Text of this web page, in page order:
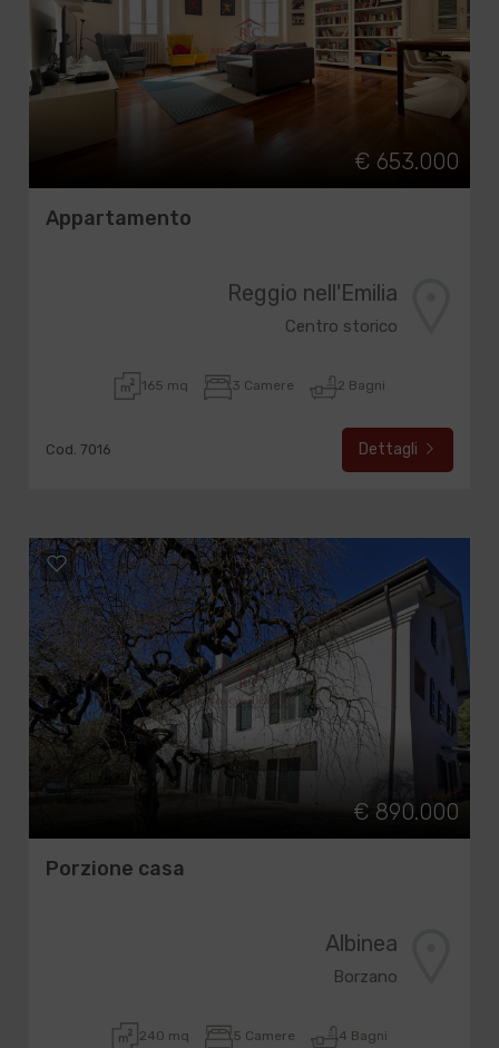
€ 653.000
Appartamento
Reggio nell'Emilia
Centro storico
165 mq 3 Camere 2 Bagni
Cod. 7016 Dettagli
€ 890.000
Porzione casa
Albinea
Borzano
240 mq 5 Camere 4 Bagni